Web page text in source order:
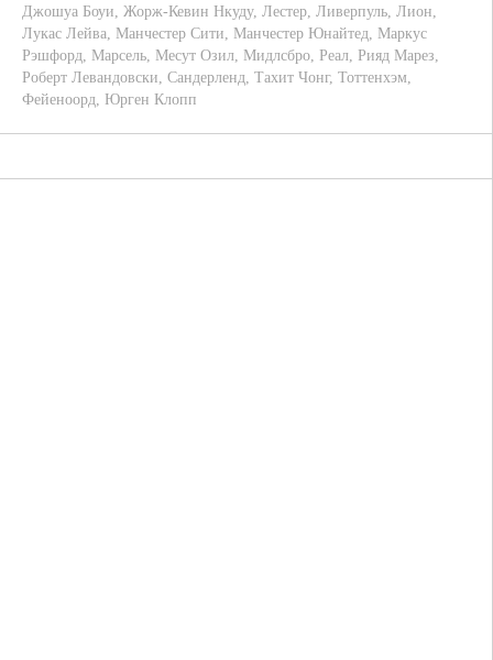
Джошуа Боуи Жорж-Кевин Нкуду, Лестер Ливерпуль Лион
Лукас Лейва
Манчестер Сити Манчестер Юнайтед
Маркус
Рэшфорд
Марсель Месут Озил Мидлсбро Реал Рияд Марез
Роберт Левандовски Сандерленд Тахит Чонг, Тоттенхэм
Фейеноорд
Юрген Клопп